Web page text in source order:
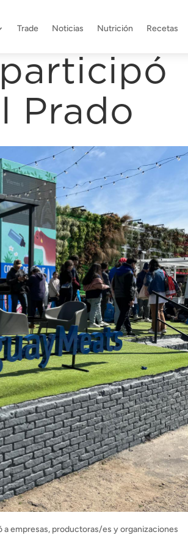
Trade Noticias Nutrición Recetas
Prado
a empresas, productoras/es y organizaciones